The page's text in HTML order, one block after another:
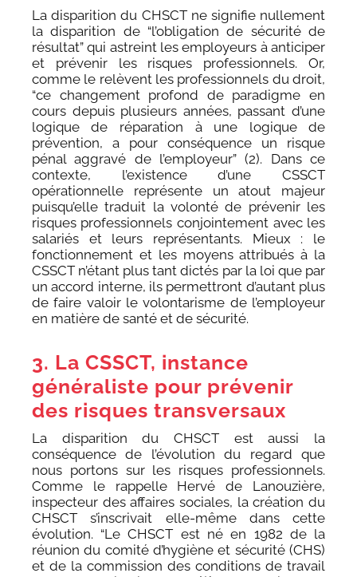
La disparition du CHSCT ne signifie nullement
la disparition de “l’obligation de sécurité de
résultat” qui astreint les employeurs à anticiper
et prévenir les risques professionnels. Or,
comme le relèvent les professionnels du droit,
“ce changement profond de paradigme en
cours depuis plusieurs années, passant d’une
logique de réparation à une logique de
prévention, a pour conséquence un risque
pénal aggravé de l’employeur” (2). Dans ce
contexte, l’existence d’une CSSCT
opérationnelle représente un atout majeur
puisqu’elle traduit la volonté de prévenir les
risques professionnels conjointement avec les
salariés et leurs représentants. Mieux : le
fonctionnement et les moyens attribués à la
CSSCT n’étant plus tant dictés par la loi que par
un accord interne, ils permettront d’autant plus
de faire valoir le volontarisme de l’employeur
en matière de santé et de sécurité.
3. La CSSCT, instance
généraliste pour prévenir
des risques transversaux
La disparition du CHSCT est aussi la
conséquence de l’évolution du regard que
nous portons sur les risques professionnels.
Comme le rappelle Hervé de Lanouzière,
inspecteur des affaires sociales, la création du
CHSCT s’inscrivait elle-même dans cette
évolution. “Le CHSCT est né en 1982 de la
réunion du comité d’hygiène et sécurité (CHS)
et de la commission des conditions de travail